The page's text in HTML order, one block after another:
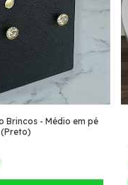
Brincos - Médio em pé
(Preto)